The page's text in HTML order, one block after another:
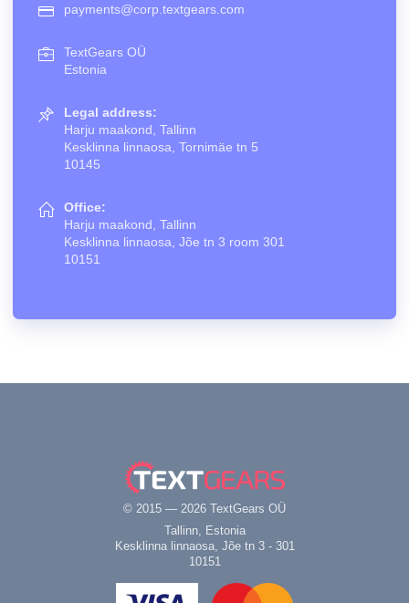
payments@corp.textgears.com
TextGears OÜ
Estonia
Legal address:
Harju maakond, Tallinn
Kesklinna linnaosa, Tornimäe tn 5
10145
Office:
Harju maakond, Tallinn
Kesklinna linnaosa, Jõe tn 3 room 301
10151
© 2015 — 2026 TextGears OÜ
Tallinn, Estonia
Kesklinna linnaosa, Jõe tn 3 - 301
10151